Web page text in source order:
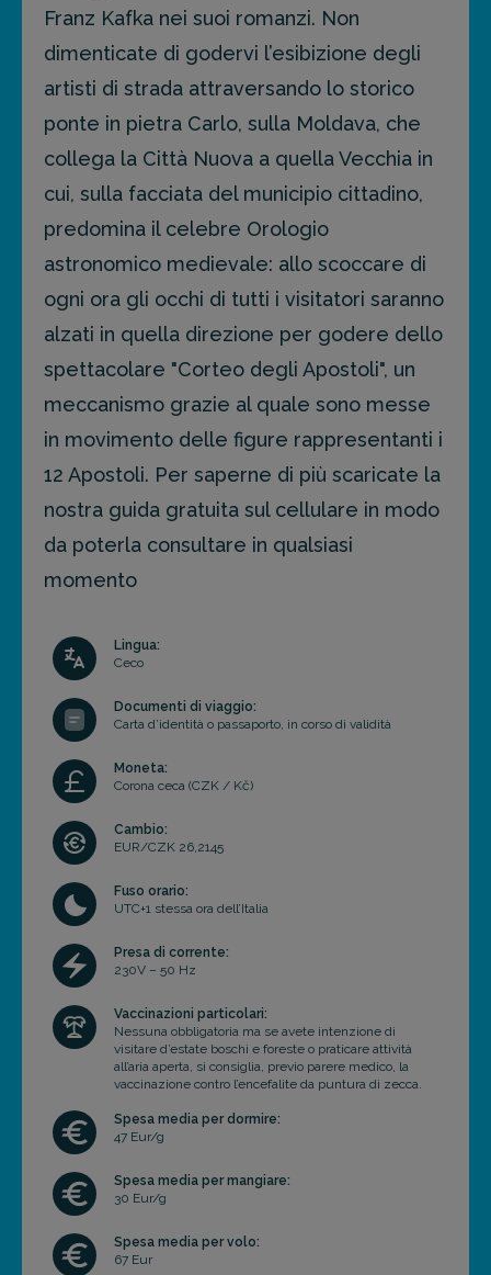
Franz Kafka nei suoi romanzi. Non
dimenticate di godervi l’esibizione degli
artisti di strada attraversando lo storico
ponte in pietra Carlo, sulla Moldava, che
collega la Città Nuova a quella Vecchia in
cui, sulla facciata del municipio cittadino,
predomina il celebre Orologio
astronomico medievale: allo scoccare di
ogni ora gli occhi di tutti i visitatori saranno
alzati in quella direzione per godere dello
spettacolare "Corteo degli Apostoli", un
meccanismo grazie al quale sono messe
in movimento delle figure rappresentanti i
12 Apostoli. Per saperne di più scaricate la
nostra guida gratuita sul cellulare in modo
da poterla consultare in qualsiasi
momento
Lingua:
Ceco
Documenti di viaggio:
Carta d’identità o passaporto, in corso di validità
Moneta:
Corona ceca (CZK / Kč)
Cambio:
EUR/CZK 26,2145
Fuso orario:
UTC+1 stessa ora dell’Italia
Presa di corrente:
230V – 50 Hz
Vaccinazioni particolari:
Nessuna obbligatoria ma se avete intenzione di
visitare d’estate boschi e foreste o praticare attività
all’aria aperta, si consiglia, previo parere medico, la
vaccinazione contro l’encefalite da puntura di zecca.
Spesa media per dormire:
47 Eur/g
Spesa media per mangiare:
30 Eur/g
Spesa media per volo:
67 Eur